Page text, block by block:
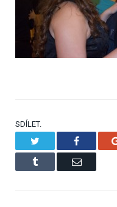
SDÍLET.
Facebook
Tumblr Email